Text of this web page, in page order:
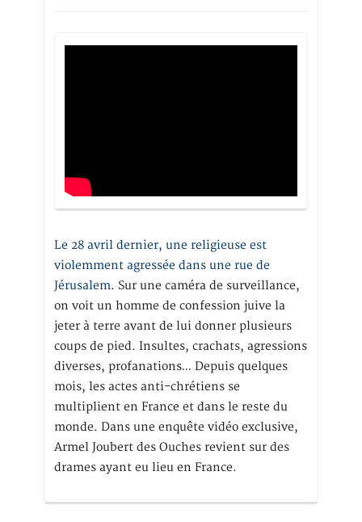
Le 28 avril dernier, une religieuse est
violemment agressée dans une rue de
Jérusalem. Sur une caméra de surveillance,
on voit un homme de confession juive la
jeter à terre avant de lui donner plusieurs
coups de pied. Insultes, crachats, agressions
diverses, profanations… Depuis quelques
mois, les actes anti-chrétiens se
multiplient en France et dans le reste du
monde. Dans une enquête vidéo exclusive,
Armel Joubert des Ouches revient sur des
drames ayant eu lieu en France.